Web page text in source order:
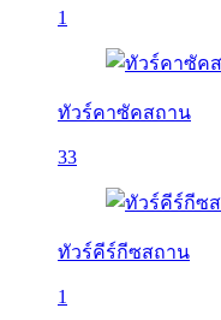
1
ทัวร์คาซัคสถาน
33
ทัวร์คีร์กีซสถาน
1